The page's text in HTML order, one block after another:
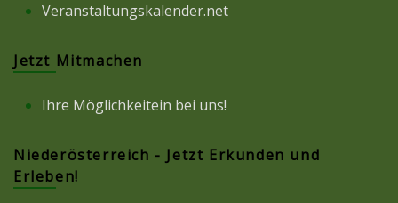
Veranstaltungskalender.net
Jetzt Mitmachen
Ihre Möglichkeitein bei uns!
Niederösterreich - Jetzt Erkunden und
Erleben!